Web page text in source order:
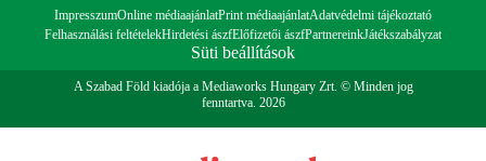
ImpresszumOnline médiaajánlatPrint médiaajánlatAdatvédelmi tájékoztató
Felhasználási feltételekHirdetési ászfElőfizetői ászfPartnereinkJátékszabályzat
Süti beállítások
A Szabad Föld kiadója a Mediaworks Hungary Zrt. © Minden jog
fenntartva. 2026